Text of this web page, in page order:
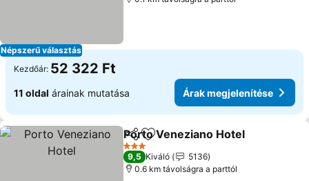
Népszerű választás
Kezdőár: 52 322 Ft
11 oldal árainak mutatása Árak megjelenítése
Megosztás
Hozzáadás a kedvencekhez
Porto Veneziano Hotel
3 Kategória
9,5 Kiváló
5136
0.6 km távolságra a parttól